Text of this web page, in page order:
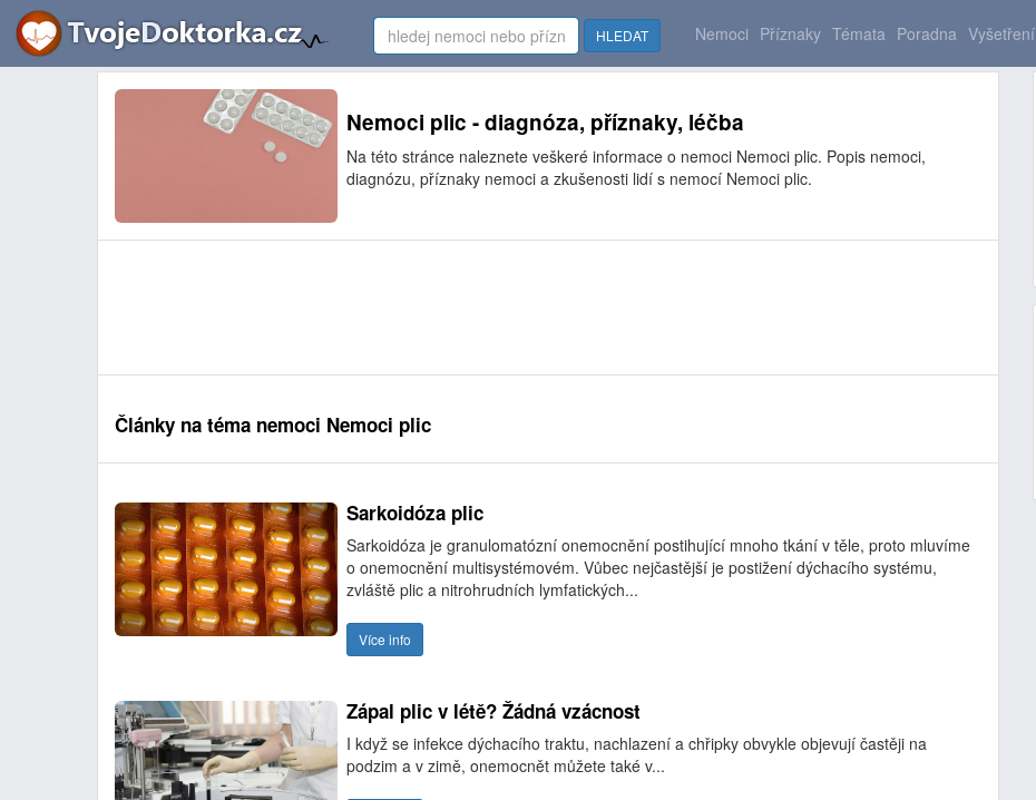
HLEDAT Nemoci Příznaky Témata Poradna Vyšetření
Nemoci plic - diagnóza, příznaky, léčba
Na této stránce naleznete veškeré informace o nemoci Nemoci plic. Popis nemoci,
diagnózu, příznaky nemoci a zkušenosti lidí s nemocí Nemoci plic.
Články na téma nemoci Nemoci plic
Sarkoidóza plic
Sarkoidóza je granulomatózní onemocnění postihující mnoho tkání v těle, proto mluvíme
o onemocnění multisystémovém. Vůbec nejčastější je postižení dýchacího systému,
zvláště plic a nitrohrudních lymfatických...
Více info
Zápal plic v létě? Žádná vzácnost
I když se infekce dýchacího traktu, nachlazení a chřipky obvykle objevují častěji na
podzim a v zimě, onemocnět můžete také v...